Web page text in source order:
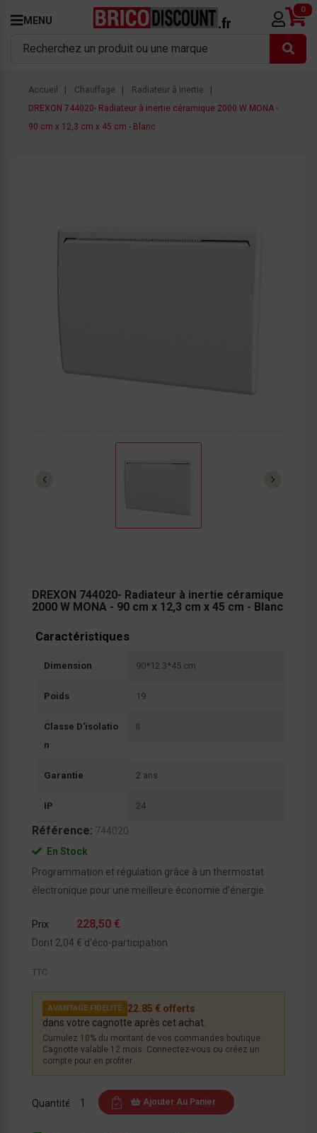
MENU
0
Accueil Chauffage
Radiateur à Inertie
DREXON 744020- Radiateur à inertie céramique 2000 W MONA -
90 cm x 12,3 cm x 45 cm - Blanc
DREXON 744020- Radiateur à inertie céramique
2000 W MONA - 90 cm x 12,3 cm x 45 cm - Blanc
Caractéristiques
Dimension 90*12.3*45 cm
Poids 19
Classe D'isolatio
N
II
Garantie 2 ans
IP 24
Référence: 744020
En Stock
Programmation et régulation grâce à un thermostat
électronique pour une meilleure économie d'énergie.
Prix 228,50 €
Dont 2,04 € d'éco-participation
TTC
AVANTAGE FIDÉLITÉ
22.85 € offerts
dans votre cagnotte après cet achat.
Cumulez 10% du montant de vos commandes boutique.
Cagnotte valable 12 mois. Connectez-vous ou créez un
compte pour en profiter.
Quantité Ajouter Au Panier